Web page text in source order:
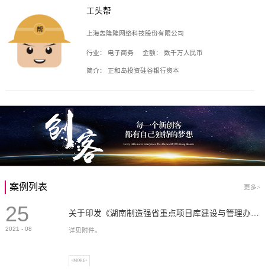
工头帮
上海轰隆隆网络科技股份有限公司
行业： 电子商务 金额： 数千万人民币
简介： 正和岛投资硅谷银行资本
案例列表 更多>
25
2021 - 08 详见附件。
+MORE+